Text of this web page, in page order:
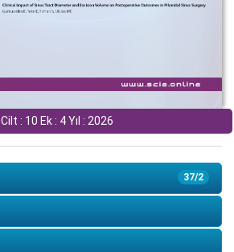
Cilt : 10 Ek : 4 Yıl : 2026
37/2